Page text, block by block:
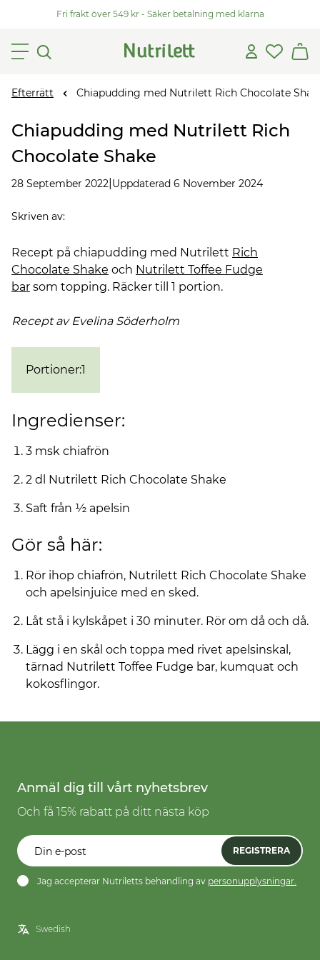
Fri frakt över 549 kr - Säker betalning med klarna
Efterrätt Chiapudding med Nutrilett Rich Chocolate
Chiapudding med Nutrilett Rich
Chocolate Shake
28 September 2022 Uppdaterad 6 November 2024
Skriven av:
Recept på chiapudding med Nutrilett Rich
Chocolate Shake och Nutrilett Toffee Fudge
bar som topping. Räcker till 1 portion.
Recept av Evelina Söderholm
Portioner:1
Ingredienser:
3 msk chiafrön
2 dl Nutrilett Rich Chocolate Shake
Saft från ½ apelsin
Gör så här:
Rör ihop chiafrön, Nutrilett Rich Chocolate Shake
och apelsinjuice med en sked.
Låt stå i kylskåpet i 30 minuter. Rör om då och då.
Lägg i en skål och toppa med rivet apelsinskal,
tärnad Nutrilett Toffee Fudge bar, kumquat och
kokosflingor.
Anmäl dig till vårt nyhetsbrev
Och få 15% rabatt på ditt nästa köp
REGISTRERA
Jag accepterar Nutriletts behandling av personupplysningar.